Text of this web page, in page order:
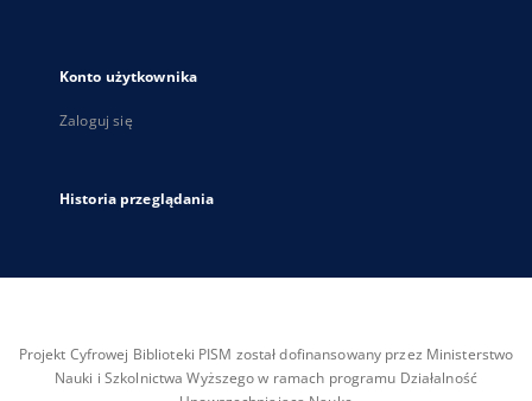
Konto użytkownika
Zaloguj się
Historia przeglądania
Projekt Cyfrowej Biblioteki PISM został dofinansowany przez Ministerstwo
Nauki i Szkolnictwa Wyższego w ramach programu Działalność